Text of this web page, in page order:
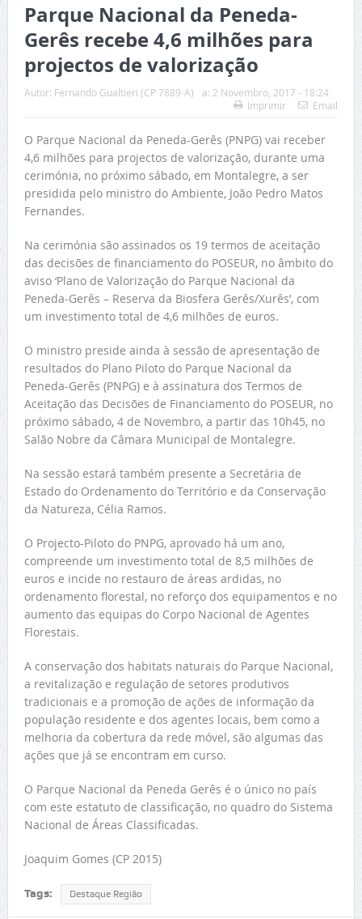
Parque Nacional da Peneda-
Gerês recebe 4,6 milhões para
projectos de valorização
Autor: Fernando Gualtieri (CP 7889-A) a: 2 Novembro, 2017 - 18:24
Imprimir
Email
O Parque Nacional da Peneda-Gerês (PNPG) vai receber
4,6 milhões para projectos de valorização, durante uma
cerimónia, no próximo sábado, em Montalegre, a ser
presidida pelo ministro do Ambiente, João Pedro Matos
Fernandes.
Na cerimónia são assinados os 19 termos de aceitação
das decisões de financiamento do POSEUR, no âmbito do
aviso ‘Plano de Valorização do Parque Nacional da
Peneda-Gerês – Reserva da Biosfera Gerês/Xurês’, com
um investimento total de 4,6 milhões de euros.
O ministro preside ainda à sessão de apresentação de
resultados do Plano Piloto do Parque Nacional da
Peneda-Gerês (PNPG) e à assinatura dos Termos de
Aceitação das Decisões de Financiamento do POSEUR, no
próximo sábado, 4 de Novembro, a partir das 10h45, no
Salão Nobre da Câmara Municipal de Montalegre.
Na sessão estará também presente a Secretária de
Estado do Ordenamento do Território e da Conservação
da Natureza, Célia Ramos.
O Projecto-Piloto do PNPG, aprovado há um ano,
compreende um investimento total de 8,5 milhões de
euros e incide no restauro de áreas ardidas, no
ordenamento florestal, no reforço dos equipamentos e no
aumento das equipas do Corpo Nacional de Agentes
Florestais.
A conservação dos habitats naturais do Parque Nacional,
a revitalização e regulação de setores produtivos
tradicionais e a promoção de ações de informação da
população residente e dos agentes locais, bem como a
melhoria da cobertura da rede móvel, são algumas das
ações que já se encontram em curso.
O Parque Nacional da Peneda Gerês é o único no país
com este estatuto de classificação, no quadro do Sistema
Nacional de Áreas Classificadas.
Joaquim Gomes (CP 2015)
Tags: Destaque Região